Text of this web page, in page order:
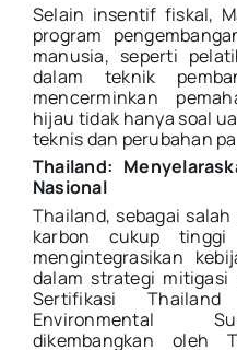
Selain insentif fiskal,
program
manusia, seperti
dalam teknik
mencerminkan
hijau tidak hanya soal
teknis dan perubahan
Thailand:
Nasional
Thailand, sebagai
karbon cukup
mengintegrasikan
dalam strategi mitigasi
Sertifikasi
Environmental
dikembangkan oleh